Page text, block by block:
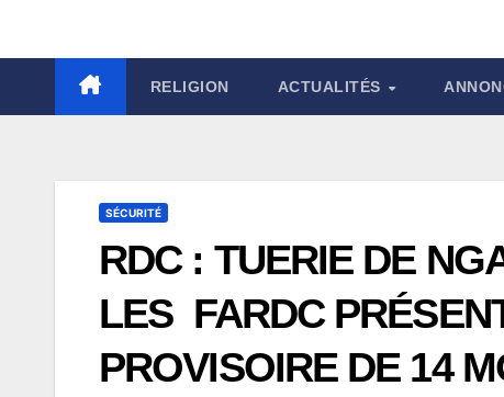
RELIGION ACTUALITÉS
SÉCURITÉ
RDC : TUERIE DE
LES FARDC
PROVISOIRE DE 14